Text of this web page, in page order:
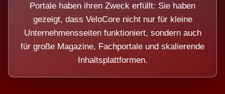
Portale haben ihren Zweck erfüllt: Sie haben
gezeigt, dass VeloCore nicht nur für kleine
Unternehmensseiten funktioniert, sondern auch
für große Magazine, Fachportale und skalierende
Inhaltsplattformen.